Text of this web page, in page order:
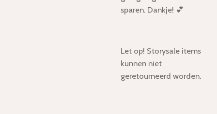
sparen. Dankje! 💕
Let op! Storysale items
kunnen niet
geretourneerd worden.